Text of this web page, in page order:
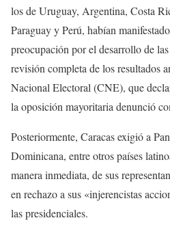
los de Uruguay, Argentina, Costa
Paraguay y Perú, habían
preocupación por el desarrollo de
revisión completa de los resultados
Nacional Electoral (CNE), que
la oposición mayoritaria denunció
Posteriormente, Caracas exigió a
Dominicana, entre otros países
manera inmediata, de sus
en rechazo a sus «injerencistas
las presidenciales.